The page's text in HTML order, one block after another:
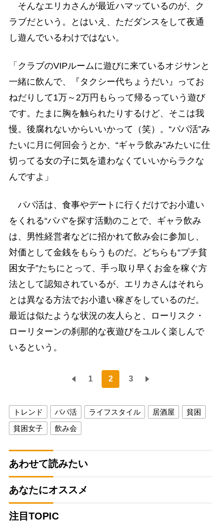
そんなエリカさんが最近ハマッているのが、ク
ラブだという。とはいえ、ただダンスをして夜通
し遊んでいるわけではない。
「クラブのVIPルームに遊びに来ているオジサンと
一緒に飲んで、『タクシー代ちょうだい』ってお
ねだりして1万～2万円もらって帰るっていう遊び
です。たまに胸を触られたりするけど、そこは我
慢。後腐れないからいいかって（笑）。“パパ活”み
たいに月に何回会うとか、“ギャラ飲み”みたいに仕
切ってる女の子に気を遣わなくていいからラクな
んですよ」
パパ活は、食事やデートに行くだけでお小遣い
をくれる“パパ”を探す活動のことで、ギャラ飲み
は、男性経営者などに招かれて飲み会に参加し、
対価として金銭をもらうものだ。どちらも“プチ貧
困女子”たちにとって、手っ取り早くお金を稼ぐ方
法として認知されているが、エリカさんはそれら
とは異なる方法でお小遣い稼ぎをしているのだ。
最近は似たような状況の友人らと、ローリスク・
ローリターンの刹那的な夜遊びをユルく楽しんで
いるという。
1 2 3
トレンド パパ活 ライフスタイル 居酒屋
貧困
貧困女子
飲み会
あわせて読みたい
あなたにオススメ
注目TOPIC